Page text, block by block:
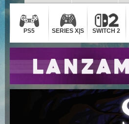
PS5 SERIES X|S SWITCH 2